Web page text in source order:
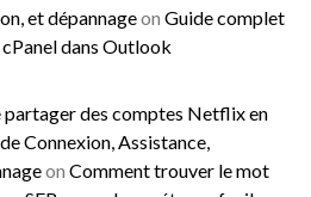
et dépannageon Guide complet
dans Outlook
partager des comptes Netflix en
Connexion, Assistance,
on Comment trouver le mot